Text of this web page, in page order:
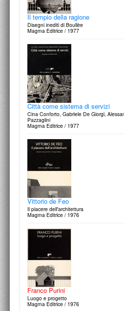
Il tempio della ragione
Disegni inediti di Boullèe
Magma Editrice / 1977
Città come sistema di servizi
Cina Conforto, Gabriele De Giorgi,
Pazzaglini
Magma Editrice / 1977
Vittorio de Feo
Il piacere dell'architettura
Magma Editrice / 1976
Franco Purini
Luogo e progetto
Magma Editrice / 1976